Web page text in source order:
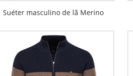
Suéter masculino de lã Merino